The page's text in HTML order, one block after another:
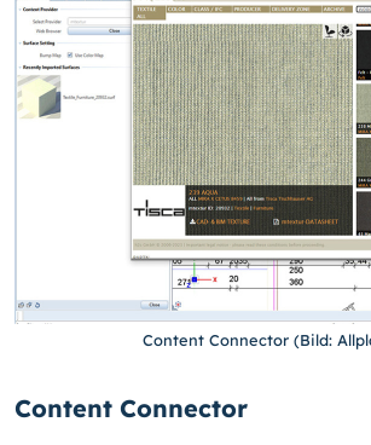
Content Connector (Bild:
Content Connector